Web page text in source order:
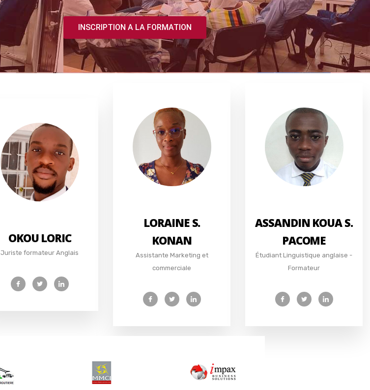
INSCRIPTION A LA FORMATION
OKOU LORIC
Juriste formateur Anglais
LORAINE S.
KONAN
Assistante Marketing et
commerciale
ASSANDIN KOUA S.
PACOME
Étudiant Linguistique anglaise -
Formateur